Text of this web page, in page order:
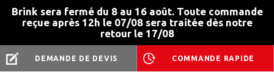
Brink sera fermé du 8 au 16 août. Toute commande
reçue après 12h le 07/08 sera traitée dès notre
retour le 17/08
DEMANDE DE DEVIS COMMANDE RAPIDE